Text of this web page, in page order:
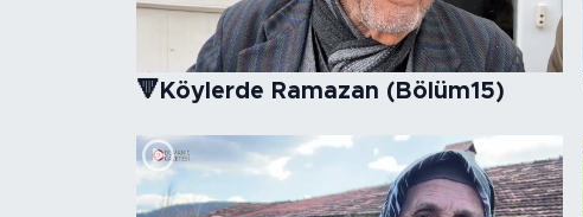
🔻Köylerde Ramazan (Bölüm15)